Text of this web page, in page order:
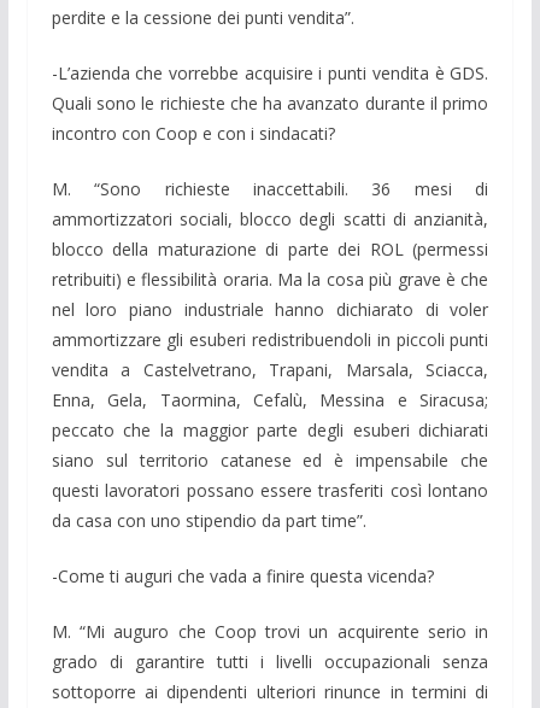
perdite e la cessione dei punti vendita”.
-L’azienda che vorrebbe acquisire i punti vendita è GDS.
Quali sono le richieste che ha avanzato durante il primo
incontro con Coop e con i sindacati?
M. “Sono richieste inaccettabili. 36 mesi di
ammortizzatori sociali, blocco degli scatti di anzianità,
blocco della maturazione di parte dei ROL (permessi
retribuiti) e flessibilità oraria. Ma la cosa più grave è che
nel loro piano industriale hanno dichiarato di voler
ammortizzare gli esuberi redistribuendoli in piccoli punti
vendita a Castelvetrano, Trapani, Marsala, Sciacca,
Enna, Gela, Taormina, Cefalù, Messina e Siracusa;
peccato che la maggior parte degli esuberi dichiarati
siano sul territorio catanese ed è impensabile che
questi lavoratori possano essere trasferiti così lontano
da casa con uno stipendio da part time”.
-Come ti auguri che vada a finire questa vicenda?
M. “Mi auguro che Coop trovi un acquirente serio in
grado di garantire tutti i livelli occupazionali senza
sottoporre ai dipendenti ulteriori rinunce in termini di